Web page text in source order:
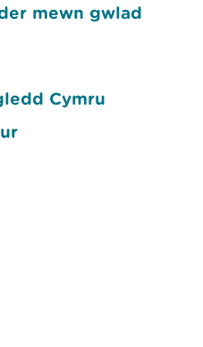
mewn gwlad
Cymru